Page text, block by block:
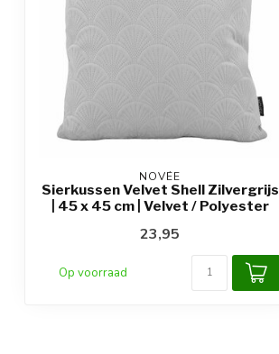
NOVÉE
Sierkussen Velvet Shell Zilvergrijs
| 45 x 45 cm | Velvet / Polyester
23,95
Op voorraad